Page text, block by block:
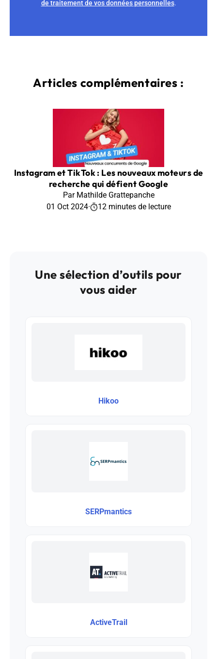
de traitement de vos données personnelles.
Articles complémentaires :
Instagram et TikTok : Les nouveaux moteurs de
recherche qui défient Google
Par Mathilde Grattepanche
01 Oct 2024· 12 minutes de lecture
Une sélection d’outils pour
vous aider
Hikoo
SERPmantics
ActiveTrail